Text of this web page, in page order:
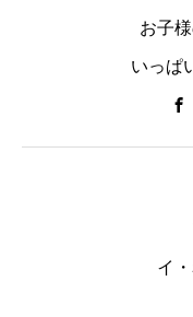
お子
いっぱ
イ